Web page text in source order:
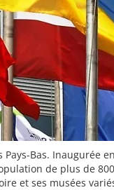
Bas. Inaugurée
de plus de
et ses musées